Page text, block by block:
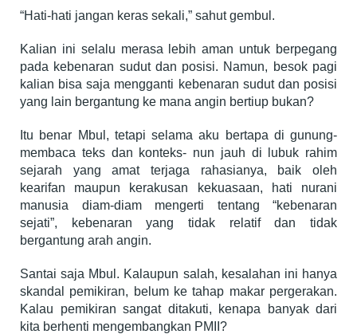
“Hati-hati jangan keras sekali,” sahut gembul.
Kalian ini selalu merasa lebih aman untuk berpegang
pada kebenaran sudut dan posisi. Namun, besok pagi
kalian bisa saja mengganti kebenaran sudut dan posisi
yang lain bergantung ke mana angin bertiup bukan?
Itu benar Mbul, tetapi selama aku bertapa di gunung-
membaca teks dan konteks- nun jauh di lubuk rahim
sejarah yang amat terjaga rahasianya, baik oleh
kearifan maupun kerakusan kekuasaan, hati nurani
manusia diam-diam mengerti tentang “kebenaran
sejati”, kebenaran yang tidak relatif dan tidak
bergantung arah angin.
Santai saja Mbul. Kalaupun salah, kesalahan ini hanya
skandal pemikiran, belum ke tahap makar pergerakan.
Kalau pemikiran sangat ditakuti, kenapa banyak dari
kita berhenti mengembangkan PMII?